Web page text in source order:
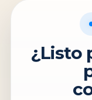
¿Listo